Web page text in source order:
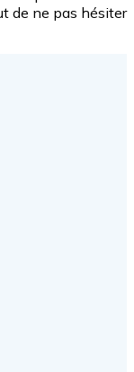
de ne pas hésiter